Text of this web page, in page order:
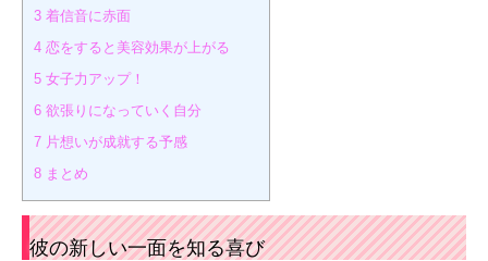
3 着信音に赤面
4 恋をすると美容効果が上がる
5 女子力アップ！
6 欲張りになっていく自分
7 片想いが成就する予感
8 まとめ
彼の新しい一面を知る喜び